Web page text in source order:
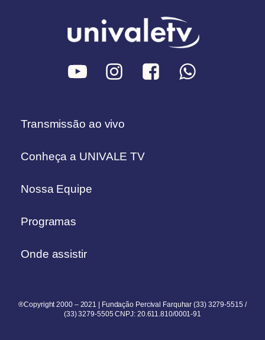
Transmissão ao vivo
Conheça a UNIVALE TV
Nossa Equipe
Programas
Onde assistir
®Copyright 2000 – 2021 | Fundação Percival Farquhar (33) 3279-5515 /
(33) 3279-5505 CNPJ: 20.611.810/0001-91